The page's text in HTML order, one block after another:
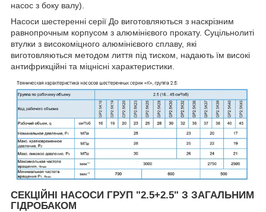
насос з боку валу).
Насоси шестеренні серії До виготовляються з наскрізним
равнопрочным корпусом з алюмінієвого прокату. Суцільнолиті
втулки з високоміцного алюмінієвого сплаву, які
виготовляються методом лиття під тиском, надають їм високі
антифрикційні та міцнісні характеристики.
СЕКЦІЙНІ НАСОСИ ГРУП "2.5+2.5" З ЗАГАЛЬНИМ
ГІДРОБАКОМ